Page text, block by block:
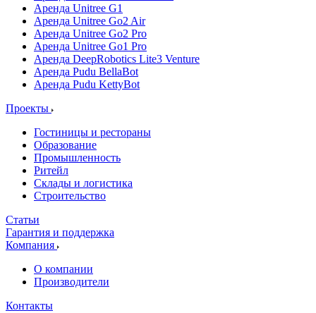
Аренда Unitree G1
Аренда Unitree Go2 Air
Аренда Unitree Go2 Pro
Аренда Unitree Go1 Pro
Аренда DeepRobotics Lite3 Venture
Аренда Pudu BellaBot
Аренда Pudu KettyBot
Проекты
Гостиницы и рестораны
Образование
Промышленность
Ритейл
Склады и логистика
Строительство
Статьи
Гарантия и поддержка
Компания
О компании
Производители
Контакты